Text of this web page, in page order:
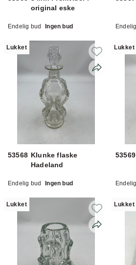
original eske
Endelig bud Ingen bud
Lukket
53568 Klunke flaske
Hadeland
Endelig bud Ingen bud
Lukket
53569
Lukket Lukket